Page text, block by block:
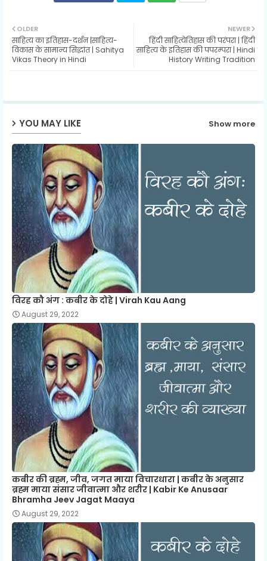
ats
NEWER
हिंदी साहित्येतिहास की परंपरा | हिंदी
साहित्य के इतिहास की पपरम्परा | Hindi
History Writing Tradition
OLDER
साहित्य का इतिहास-दर्शन |साहित्य-
विकास के सामान्य सिद्धांत | Sahitya
Vikas Theory in Hindi
YOU MAY LIKE Show more
विरह कौ अंग : कबीर के दोहे | Virah Kau Aang
August 29, 2022
कबीर की ब्रह्म, जीव, जगत माया विचारधारा | कबीर के अनुसार
ब्रह्म माया संसार जीवात्मा और शरीर | Kabir Ke Anusaar
Bhramha Jeev Jagat Maaya
August 29, 2022